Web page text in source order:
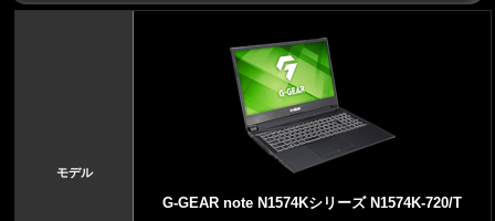
モデル
G-GEAR note N1574Kシリーズ N1574K-720/T